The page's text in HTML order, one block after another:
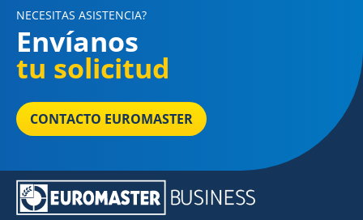
NECESITAS ASISTENCIA?
Envíanos
tu solicitud
CONTACTO EUROMASTER